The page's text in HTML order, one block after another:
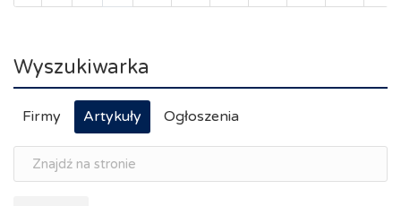
Wyszukiwarka
Firmy Artykuły Ogłoszenia